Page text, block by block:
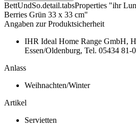
BettUndSo.detail.tabsProperties "ihr
Berries Grün 33 x 33 cm"
Angaben zur Produktsicherheit
IHR Ideal Home Range GmbH,
Essen/Oldenburg, Tel. 05434 81-
Anlass
Weihnachten/Winter
Artikel
Servietten